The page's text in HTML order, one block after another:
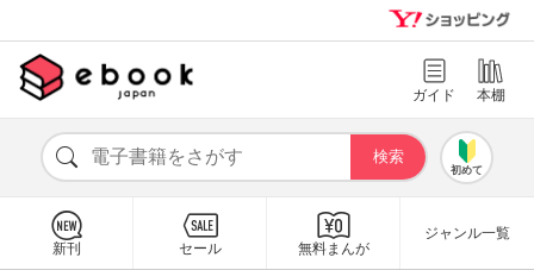
ガイド 本棚
初めて
新刊 セール 無料まんが
ジャンル一覧